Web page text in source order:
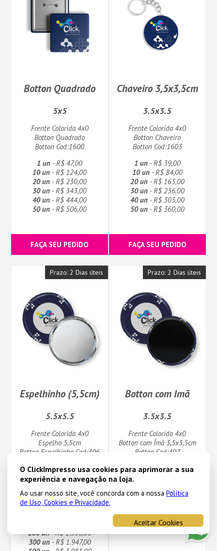
Botton Quadrado
5x5
Frente Colorida 4x0
Botton Quadrado
Botton Cod:1600
1 un - R$ 47,00
10 un - R$ 124,00
20 un - R$ 230,00
30 un - R$ 343,00
40 un - R$ 444,00
50 un - R$ 506,00
FAÇA SEU PEDIDO
Chaveiro 3,5x3,5cm
3.5x3.5
Frente Colorida 4x0
Botton Chaveiro
Botton Cod:1603
1 un- R$ 39,00
10 un- R$ 84,00
20 un- R$ 163,00
30 un- R$ 236,00
40 un- R$ 303,00
50 un- R$ 360,00
FAÇA SEU PEDIDO
Prazo: 2 Dias úteis
Espelhinho (5,5cm)
5.5x5.5
Frente Colorida 4x0
Espelho 5,5cm
Botton Espelhinho Cod:406
1 un- R$ 39,00
10 un- R$ 90,00
30 un- R$ 250,00
40 un- R$ 331,00
200 un- R$ 1.350,00
300 un- R$ 1.947,00
Prazo: 2 Dias úteis
Botton com Imã
3.5x3.5
Frente Colorida 4x0
Botton com Ímã 3,5x3,5cm
Botton Cod:407
1 un- R$ 33,00
30 un- R$ 123,00
50 un- R$ 192,00
O ClickImpresso usa cookies para aprimorar a sua
experiência e navegação na loja.
Ao usar nosso site, você concorda com a nossa Política
de Uso, Cookies e Privacidade.
Aceitar Cookies